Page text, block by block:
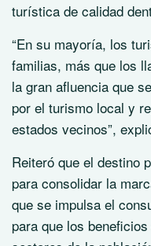
turística de calidad
“En su mayoría, los
familias, más que los
la gran afluencia que
por el turismo local y
estados vecinos”,
Reiteró que el destino
para consolidar la
que se impulsa el
para que los